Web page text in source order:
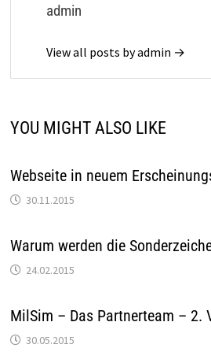
admin
View all posts by admin →
YOU MIGHT ALSO LIKE
Webseite in neuem
30.11.2015
Warum werden die
24.02.2015
MilSim – Das Partnerteam – 2.
30.05.2015